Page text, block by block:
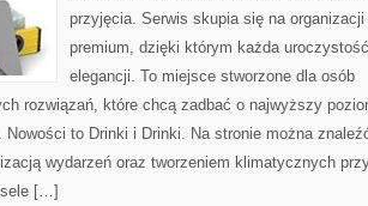
przyjęcia. Serwis skupia się na organizacji
premium, dzięki którym każda
elegancji. To miejsce stworzone dla osób
rozwiązań, które chcą zadbać o najwyższy
Nowości to Drinki i Drinki. Na stronie można
wydarzeń oraz tworzeniem klimatycznych
[…]